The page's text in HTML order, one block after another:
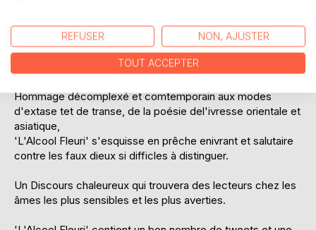
AKA Louis nous livre donc avec cet 'Alcool Fleuri',
quelques une de ses plus inspirations et trouvailles
insolites, afin qu'on ne les oublie pas, quelques soient la
grâce et l'inattendude leur Beauté éphémères, qui vaut
Hommage décomplexé et comtemporain aux modes
d'extase tet de transe, de la poésie del'ivresse orientale et
asiatique,
'L'Alcool Fleuri' s'esquisse en prêche enivrant et salutaire
contre les faux dieux si difficles à distinguer.
Un Discours chaleureux qui trouvera des lecteurs chez les
âmes les plus sensibles et les plus averties.
REFUSER NON, AJUSTER
TOUT ACCEPTER